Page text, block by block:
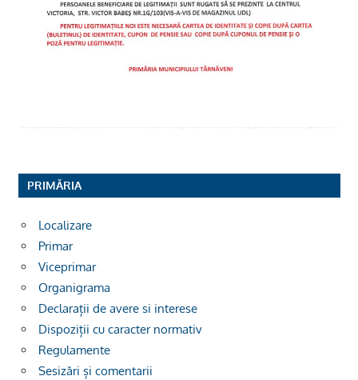
PRIMĂRIA
Localizare
Primar
Viceprimar
Organigrama
Declarații de avere si interese
Dispoziții cu caracter normativ
Regulamente
Sesizări și comentarii